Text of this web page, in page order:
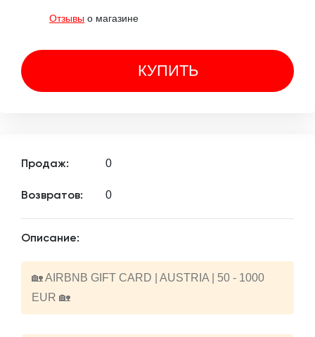
Отзывы о магазине
КУПИТЬ
Продаж: 0
Возвратов: 0
Описание:
🏡 AIRBNB GIFT CARD | AUSTRIA | 50 - 1000
EUR 🏡